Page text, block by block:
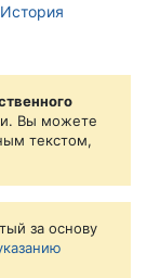
История
Вы можете
текстом,
за основу